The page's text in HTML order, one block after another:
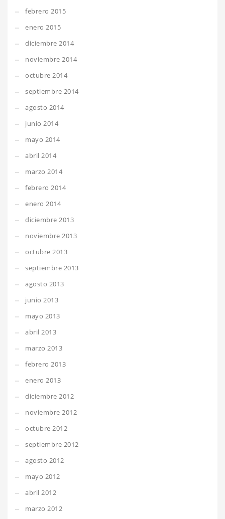
febrero 2015
enero 2015
diciembre 2014
noviembre 2014
octubre 2014
septiembre 2014
agosto 2014
junio 2014
mayo 2014
abril 2014
marzo 2014
febrero 2014
enero 2014
diciembre 2013
noviembre 2013
octubre 2013
septiembre 2013
agosto 2013
junio 2013
mayo 2013
abril 2013
marzo 2013
febrero 2013
enero 2013
diciembre 2012
noviembre 2012
octubre 2012
septiembre 2012
agosto 2012
mayo 2012
abril 2012
marzo 2012